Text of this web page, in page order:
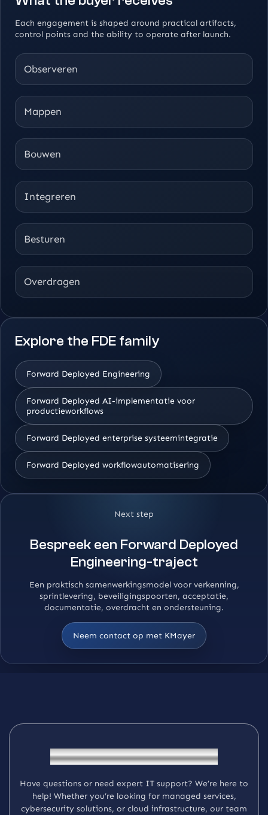
Each engagement is shaped around practical artifacts,
control points and the ability to operate after launch.
Observeren
Mappen
Bouwen
Integreren
Besturen
Overdragen
Explore the FDE family
Forward Deployed Engineering
Forward Deployed AI-implementatie voor
productieworkflows
Forward Deployed enterprise systeemintegratie
Forward Deployed workflowautomatisering
Next step
Bespreek een Forward Deployed
Engineering-traject
Een praktisch samenwerkingsmodel voor verkenning,
sprintlevering, beveiligingspoorten, acceptatie,
documentatie, overdracht en ondersteuning.
Neem contact op met KMayer
GetInTouchWithKMayer
Have questions or need expert IT support? We’re here to
help! Whether you’re looking for managed services,
cybersecurity solutions, or cloud infrastructure, our team